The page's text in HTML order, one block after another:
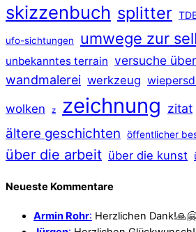
skizzenbuch splitter
ufo-sichtungen umwege zur
unbekanntes terrain versuche
wandmalerei werkzeug
wolken z zeichnung zitat
ältere geschichten öffentlicher
über die arbeit über die kunst
Neueste Kommentare
Armin Rohr: Herzlichen